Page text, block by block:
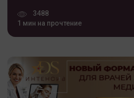
3488
1 мин на прочтение